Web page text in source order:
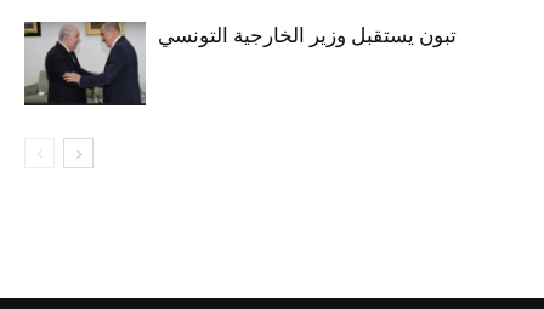
تبون يستقبل وزير الخارجية التونسي